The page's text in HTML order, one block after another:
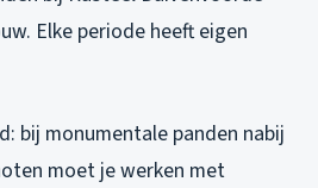
Elke periode heeft eigen
bij monumentale panden nabij
moet je werken met